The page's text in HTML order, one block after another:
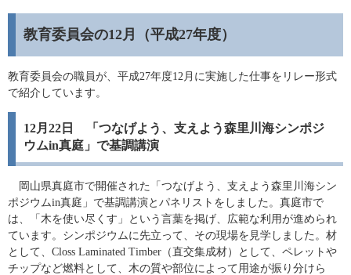
教育委員会の12月（平成27年度）
教育委員会の職員が、平成27年度12月に実施した仕事をリレー形式
で紹介しています。
12月22日 「つなげよう、支えよう森里川海シンポジ
ウムin真庭」で基調講演
岡山県真庭市で開催された「つなげよう、支えよう森里川海シン
ポジウムin真庭」で基調講演とパネリストをしました。真庭市で
は、「木を使い尽くす」という言葉を掲げ、広範な利用が進められ
ています。シンポジウムに先立って、その現場を見学しました。材
として、Closs Laminated Timber（直交集成材）として、ペレットや
チップなど燃料として、木の質や部位によって用途が振り分けら